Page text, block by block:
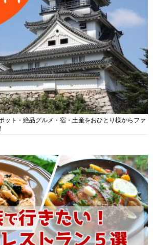
ット・絶品グルメ・宿・土産をおひとり様からファ